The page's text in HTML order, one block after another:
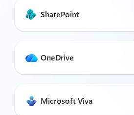
SharePoint
OneDrive
Microsoft Viva